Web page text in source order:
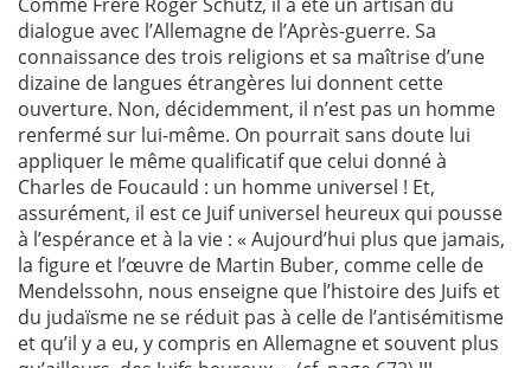
dialogue avec l’Allemagne de l’Après-guerre. Sa
connaissance des trois religions et sa maîtrise d’une
dizaine de langues étrangères lui donnent cette
ouverture. Non, décidemment, il n’est pas un homme
renfermé sur lui-même. On pourrait sans doute lui
appliquer le même qualificatif que celui donné à
Charles de Foucauld : un homme universel ! Et,
assurément, il est ce Juif universel heureux qui pousse
à l’espérance et à la vie : « Aujourd’hui plus que jamais,
la figure et l’œuvre de Martin Buber, comme celle de
Mendelssohn, nous enseigne que l’histoire des Juifs et
du judaïsme ne se réduit pas à celle de l’antisémitisme
et qu’il y a eu, y compris en Allemagne et souvent plus